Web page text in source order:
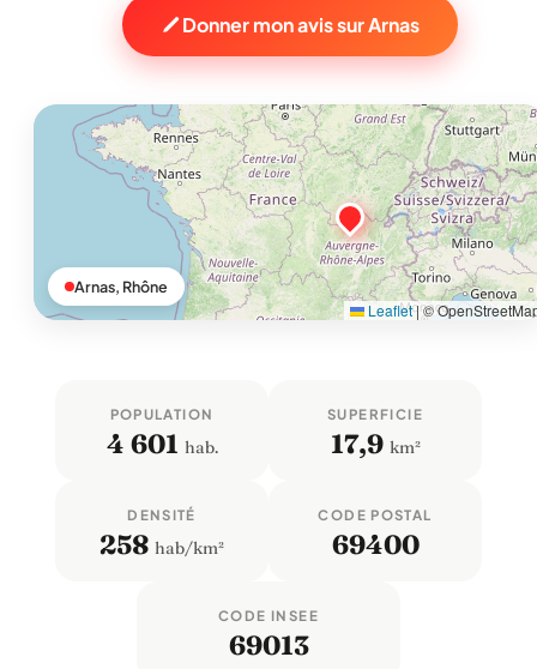
Donner mon avis sur Arnas
Leaflet|©
Arnas, Rhône
POPULATION
4 601 hab.
SUPERFICIE
17,9 km²
DENSITÉ
258 hab/km²
CODE POSTAL
69400
CODE INSEE
69013